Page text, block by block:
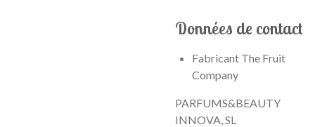
Données de contact
Fabricant The Fruit
Company
PARFUMS&BEAUTY
INNOVA, SL